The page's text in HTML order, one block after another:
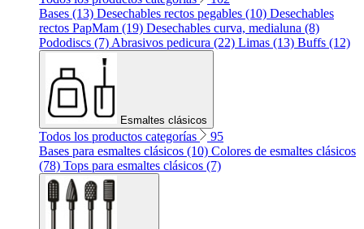
Bases (13) Desechables rectos pegables (10) Desechables
rectos PapMam (19) Desechables curva, medialuna (8)
Pododiscs (7) Abrasivos pedicura (22) Limas (13) Buffs (12)
Esmaltes clásicos
Todos los productos categorías
95
Bases para esmaltes clásicos (10) Colores de esmaltes clásicos
(78) Tops para esmaltes clásicos (7)